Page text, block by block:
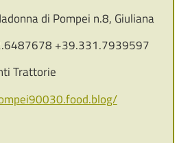
di Pompei n.8, Giuliana
+39.331.7939597
Trattorie